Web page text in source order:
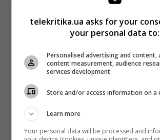
несколько лет она начала
больше CO₂
20:52 четверг, 06 августа 2026
"Древний" римский театр,
чреди туристов, оказался
20:49 четверг, 06 августа 2026
Эти знаки на ладони есть не у
означают
telekritika.ua asks for your
your personal data to:
Personalised advertising and content,
content measurement, audience
services development
Store and/or access information on a
Learn more
Your personal data will be processed and